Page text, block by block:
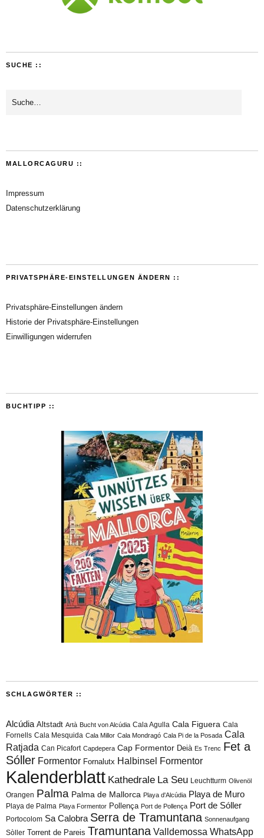
SUCHE ::
MALLORCAGURU ::
Impressum
Datenschutzerklärung
PRIVATSPHÄRE-EINSTELLUNGEN ÄNDERN ::
Privatsphäre-Einstellungen ändern
Historie der Privatsphäre-Einstellungen
Einwilligungen widerrufen
BUCHTIPP ::
SCHLAGWÖRTER ::
Alcúdia Altstadt Artà Bucht von Alcúdia Cala Agulla Cala Figuera Cala
Fornells Cala Mesquida Cala Millor Cala Mondragó Cala Pi de la Posada Cala
Ratjada Can Picafort Capdepera Cap Formentor Deià Es Trenc Fet a
Sóller Formentor Fornalutx Halbinsel Formentor
Kalenderblatt Kathedrale La Seu Leuchtturm Olivenöl
Orangen Palma Palma de Mallorca Playa d'Alcúdia Playa de Muro
Playa de Palma Playa Formentor Pollença Port de Pollença Port de Sóller
Portocolom Sa Calobra Serra de Tramuntana Sonnenaufgang
Sòller Torrent de Pareis Tramuntana Valldemossa WhatsApp